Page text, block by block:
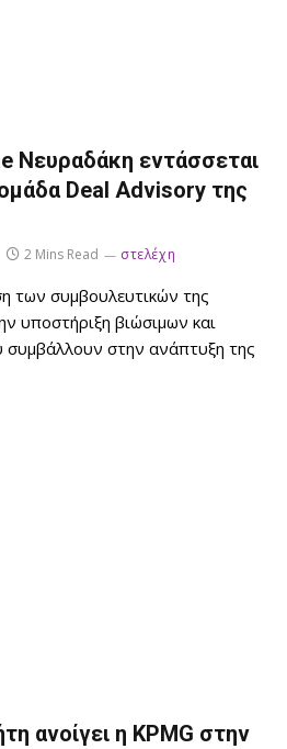
Νευραδάκη εντάσσεται
Deal Advisory της
2 Mins Read στελέχη
των συμβουλευτικών της
υποστήριξη βιώσιμων και
στην ανάπτυξη της
ανοίγει η KPMG στην